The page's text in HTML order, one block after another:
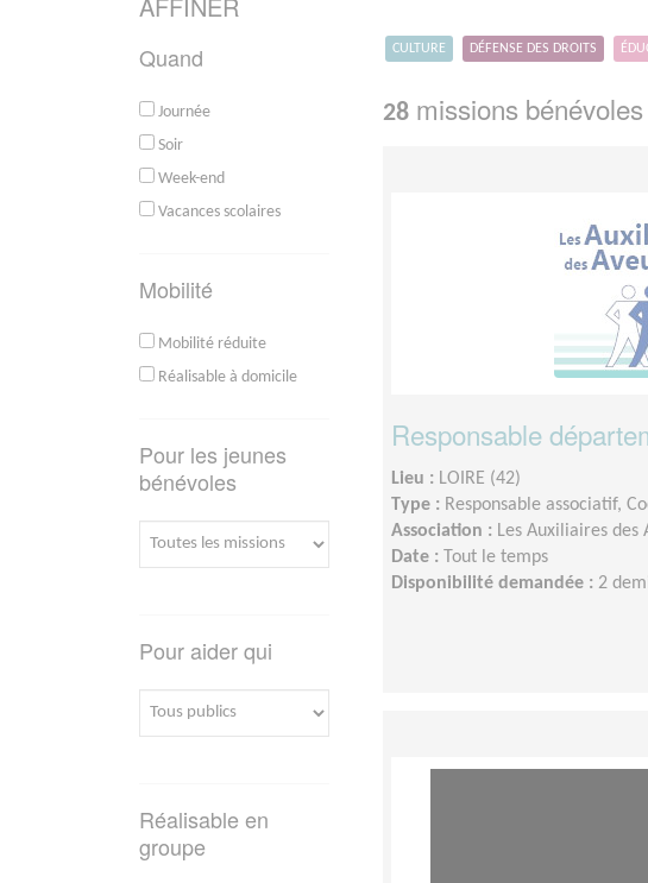
Quand
Journée
Soir
Week-end
Vacances scolaires
Mobilité
Mobilité réduite
Réalisable à domicile
Pour les jeunes
bénévoles
Pour aider qui
Réalisable en
groupe
CULTURE DÉFENSE DES DROITS
28 missions
Responsable
Lieu : LOIRE (42)
Type : Responsable associatif,
Association : Les Auxiliaires des
Date :
Tout le temps
Disponibilité demandée : 2